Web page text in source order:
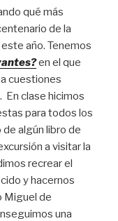
qué más
de la
año. Tenemos
en el que
cuestiones
En clase hicimos
para todos los
de algún libro de
a visitar la
recrear el
y hacernos
Miguel de
una